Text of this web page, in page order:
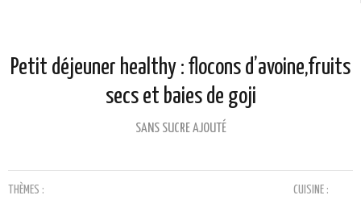
Petit déjeuner healthy : flocons d’avoine,fruits
secs et baies de goji
SANS SUCRE AJOUTÉ
THÈMES : CUISINE :